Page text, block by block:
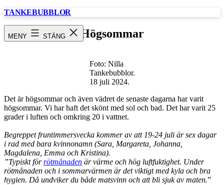
Hoppa
TANKEBUBBLOR
MENY STÄNG Högsommar
Foto: Nilla
Tankebubblor.
18 juli 2024.
Det är högsommar och även vädret de senaste dagarna har varit
högsommar. Vi har haft det skönt med sol och bad. Det har varit 25
grader i luften och omkring 20 i vattnet.
Begreppet fruntimmersvecka kommer av att 19-24 juli är sex dagar
i rad med bara kvinnonamn (Sara, Margareta, Johanna,
Magdalena, Emma och Kristina).
”Typiskt förrötmånaden är värme och hög luftfuktighet. Under
rötmånaden och i sommarvärmen är det viktigt med kyla och bra
hygien. Då undviker du både matsvinn och att bli sjuk av maten.”